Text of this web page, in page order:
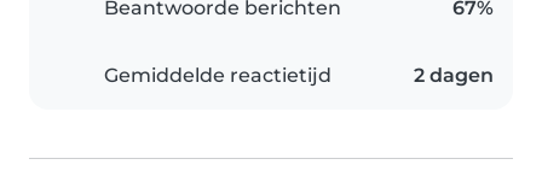
Beantwoorde berichten 67%
Gemiddelde reactietijd 2 dagen